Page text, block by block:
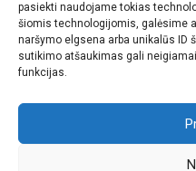
pasiekti naudojame tokias
šiomis technologijomis, galėsime
naršymo elgsena arba unikalūs ID
sutikimo atšaukimas gali
funkcijas.
Tel.: +370 657 81065